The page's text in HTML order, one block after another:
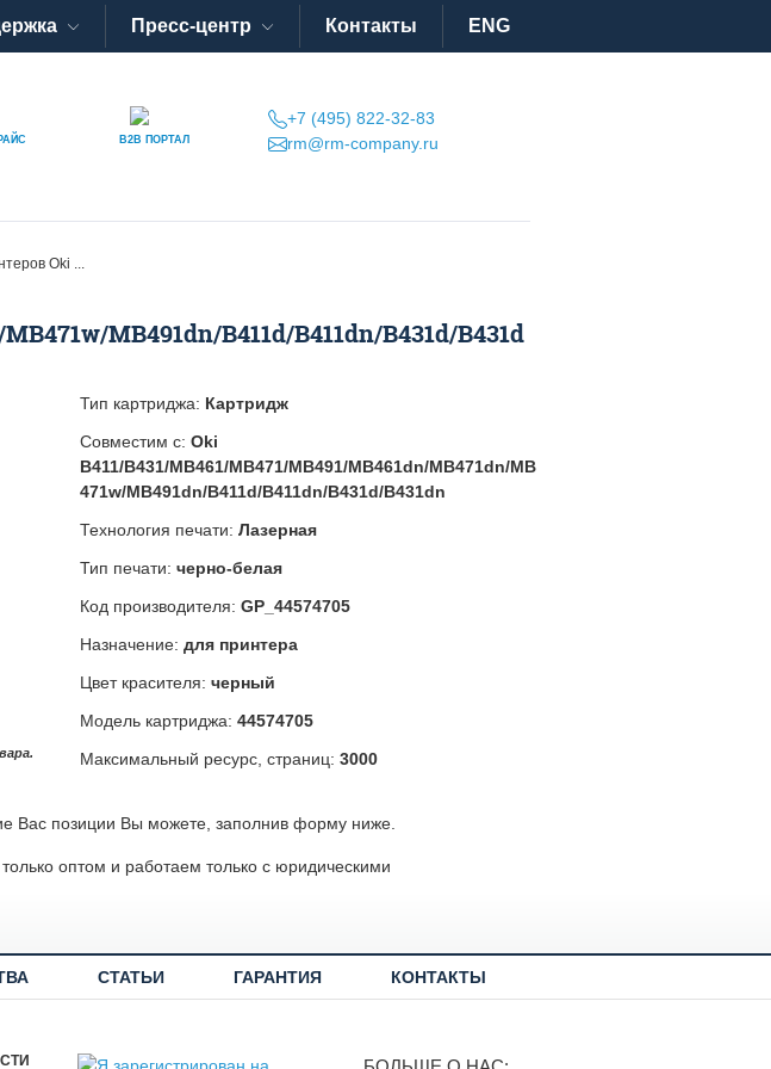
Пресс-центр Контакты ENG
B2B ПОРТАЛ
+7 (495) 822-32-83
rm@rm-company.ru
Oki ...
MB491dn/B411d/B411dn/B431d/B431d
Тип картриджа: Картридж
Совместим с: Oki
B411/B431/MB461/MB471/MB491/MB461dn/MB471dn/MB
471w/MB491dn/B411d/B411dn/B431d/B431dn
Технология печати: Лазерная
Тип печати: черно-белая
Код производителя: GP_44574705
Назначение: для принтера
Цвет красителя: черный
Модель картриджа: 44574705
Максимальный ресурс, страниц: 3000
Вас позиции Вы можете, заполнив форму ниже.
оптом и работаем только с юридическими
СТАТЬИ ГАРАНТИЯ КОНТАКТЫ